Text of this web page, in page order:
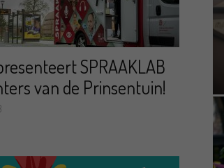
SPRAAKLAB
van de Prinsentuin!